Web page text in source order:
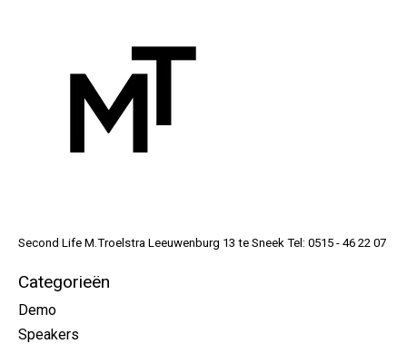
Second Life M.Troelstra Leeuwenburg 13 te Sneek Tel: 0515 - 46 22 07
Categorieën
Demo
Speakers